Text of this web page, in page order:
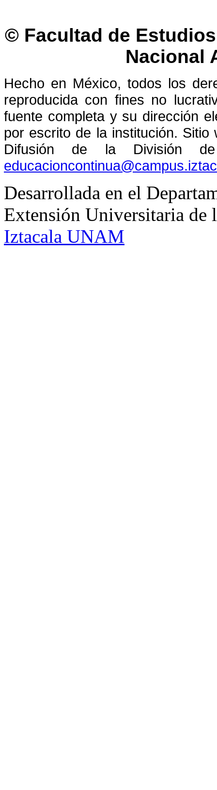
© Facultad de
Nacional
Hecho en México, todos los
reproducida con fines no
fuente completa y su dirección
por escrito de la institución.
Difusión de la División
Desarrollada en el
Extensión Universitaria
Iztacala UNAM